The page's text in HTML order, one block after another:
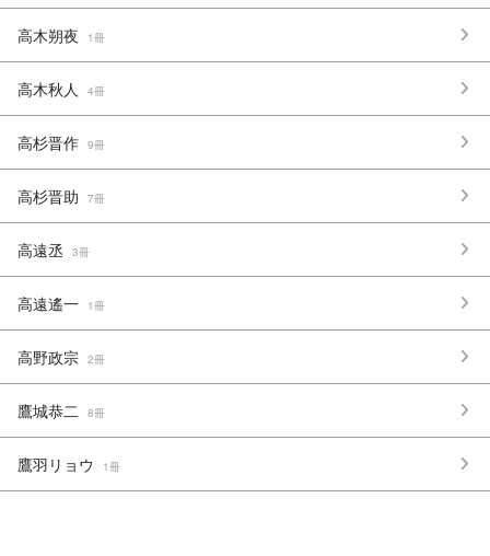
高木朔夜 1冊
高木秋人 4冊
高杉晋作 9冊
高杉晋助 7冊
高遠丞 3冊
高遠遙一 1冊
高野政宗 2冊
鷹城恭二 8冊
鷹羽リョウ 1冊